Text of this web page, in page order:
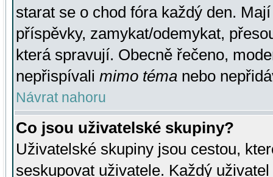
starat se o chod fóra každý den.
příspěvky, zamykat/odemykat,
která spravují. Obecně řečeno,
nepřispívali mimo téma nebo
Návrat nahoru
Co jsou uživatelské skupiny?
Uživatelské skupiny jsou cestou,
seskupovat uživatele. Každý